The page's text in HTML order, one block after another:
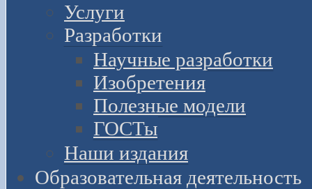
Услуги
Разработки
Научные разработки
Изобретения
Полезные модели
ГОСТы
Наши издания
Образовательная деятельность